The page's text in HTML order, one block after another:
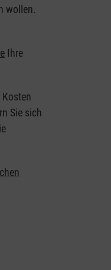
wollen.
Ihre
Sie sich